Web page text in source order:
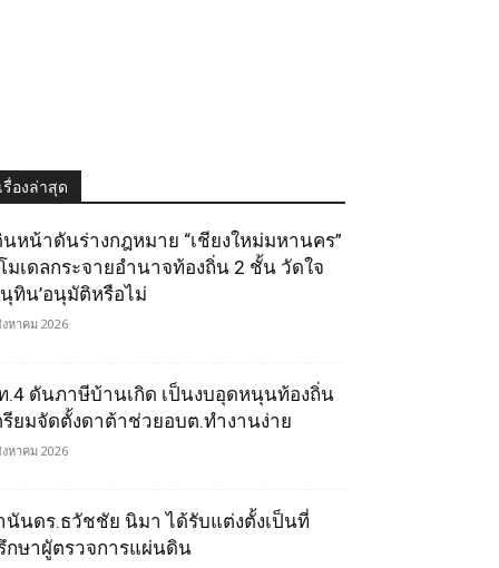
เรื่องล่าสุด
นหน้าดันร่างกฎหมาย “เชียงใหม่มหานคร”
มเดลกระจายอำนาจท้องถิ่น 2 ชั้น วัดใจ
นุทิน’อนุมัติหรือไม่
หาคม 2026
.4 ดันภาษีบ้านเกิด เป็นงบอุดหนุนท้องถิ่น
รียมจัดตั้งดาต้าช่วยอบต.ทำงานง่าย
หาคม 2026
นันดร.ธวัชชัย นิมา ได้รับแต่งตั้งเป็นที่
กษาผูัตรวจการแผ่นดิน